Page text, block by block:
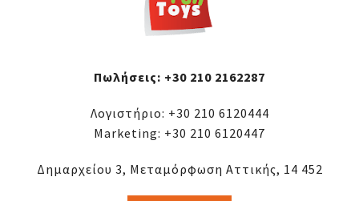
Πωλήσεις: +30 210 2162287
Λογιστήριο: +30 210 6120444
Marketing: +30 210 6120447
Δημαρχείου 3, Μεταμόρφωση Αττικής, 14 452